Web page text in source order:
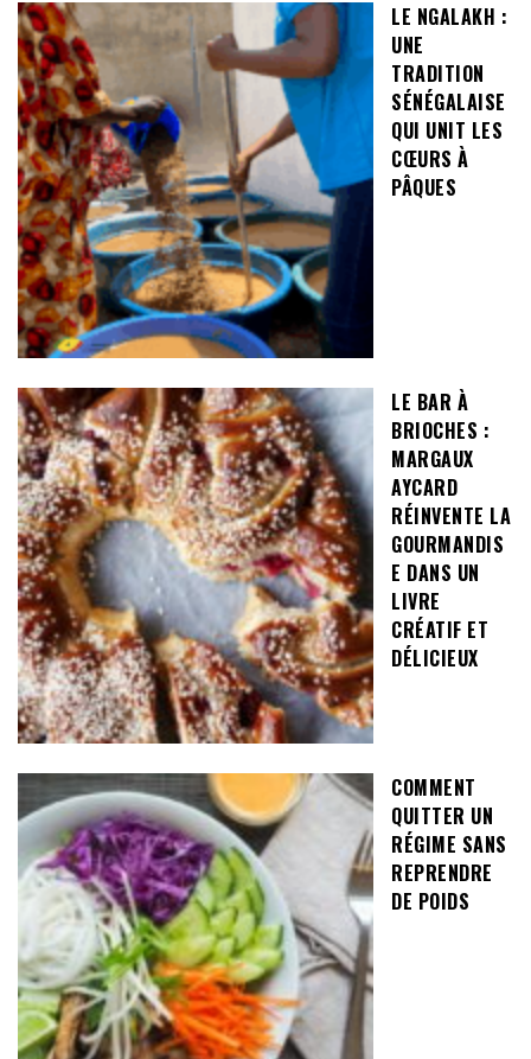
LE NGALAKH :
UNE
TRADITION
SÉNÉGALAISE
QUI UNIT LES
CŒURS À
PÂQUES
LE BAR À
BRIOCHES :
MARGAUX
AYCARD
RÉINVENTE LA
GOURMANDIS
E DANS UN
LIVRE
CRÉATIF ET
DÉLICIEUX
COMMENT
QUITTER UN
RÉGIME SANS
REPRENDRE
DE POIDS